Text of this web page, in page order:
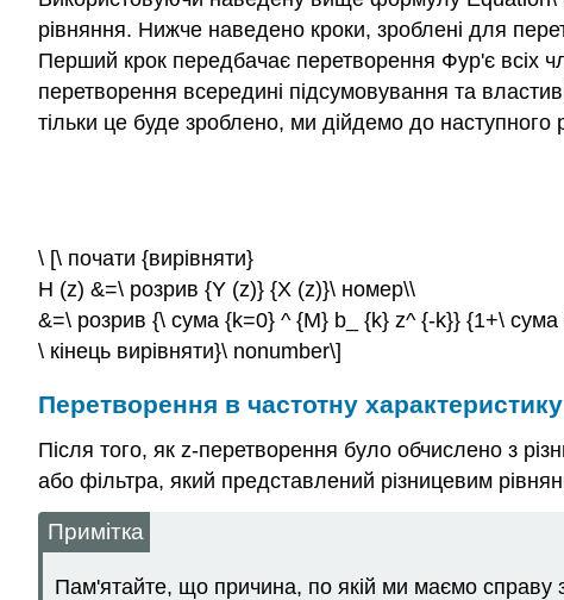
рівняння. Нижче наведено кроки, зроблені для
Перший крок передбачає перетворення Фур'є всіх
перетворення всередині підсумовування та
тільки це буде зроблено, ми дійдемо до наступного
\ [\ почати {вирівняти}
H (z) &=\ розрив {Y (z)} {X (z)}\ номер\\
&=\ розрив {\ сума {k=0} ^ {М} b_ {k} z^ {-k}} {1+\
\ кінець вирівняти}\ nonumber\]
Перетворення в частотну характеристику
Після того, як z-перетворення було обчислено з
або фільтра, який представлений різницевим
Примітка
Пам'ятайте, що причина, по якій ми маємо справу